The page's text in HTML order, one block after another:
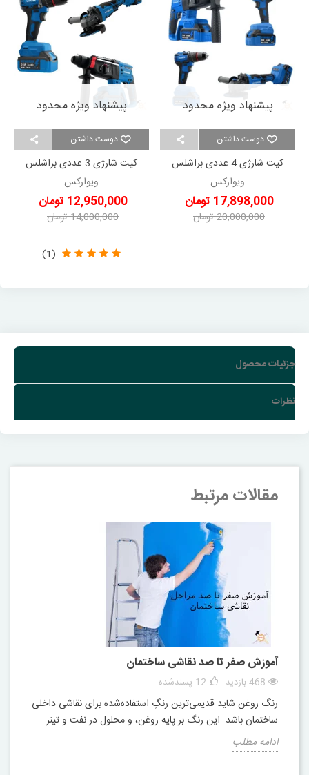
دوست داشتن
پیشنهاد ویژه محدود
کیت شارژی 4 عددی براشلس
ویوارکس VR2404-BCKویوارکس
17,898,000 تومان
20,000,000 تومان
دوست داشتن
پیشنهاد ویژه محدود
کیت شارژی 3 عددی براشلس
ویوارکس VR2403-BCKویوارکس
12,950,000 تومان
14,000,000 تومان
(1)
جزئیات محصول
نظرات
مقالات مرتبط
آموزش صفر تا صد نقاشی ساختمان
468 بازدید 12 پسندشده
رنگ روغن شاید قدیمی‌ترین رنگِ استفاده‌شده برای نقاشی داخلی
ساختمان باشد. این رنگ بر پایه روغن، و محلول در نفت و تینر...
ادامه مطلب